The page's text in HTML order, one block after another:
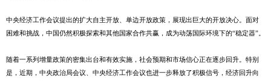
中央经济工作会议提出的扩大自主开放、单边开放政策，展现出巨大的开放决心。面对
困难和挑战，中国仍然积极探索和其他国家合作共赢，成为动荡国际环境下的“稳定器”。
随着一系列增量政策的密集出台和有效实施，社会预期和市场信心正在逐步回升。特别
是，近期，中央政治局会议、中央经济工作会议也进一步释放了积极信号，经济回升向